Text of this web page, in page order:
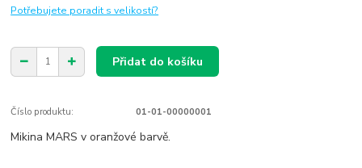
Potřebujete poradit s velikostí?
Přidat do košíku
Číslo produktu: 01-01-00000001
Mikina MARS v oranžové barvě.